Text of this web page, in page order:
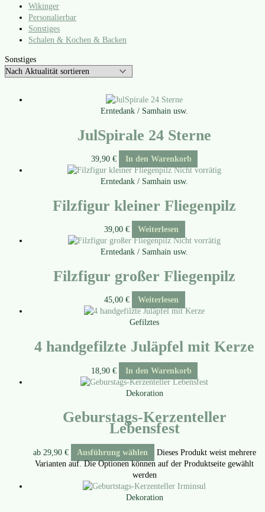
Wikinger
Personalierbar
Sonstiges
Schalen & Kochen & Backen
Sonstiges
Erntedank / Samhain usw.
JulSpirale 24 Sterne
39,90 €
In den Warenkorb
Nicht vorrätig
Erntedank / Samhain usw.
Filzfigur kleiner Fliegenpilz
39,00 €
Weiterlesen
Nicht vorrätig
Erntedank / Samhain usw.
Filzfigur großer Fliegenpilz
45,00 € Weiterlesen
Gefilztes
4 handgefilzte Juläpfel mit Kerze
18,90 € In den Warenkorb
Dekoration
Geburstags-Kerzenteller
Lebensfest
ab 29,90 € Ausführung wählen
Dieses Produkt weist mehrere
Varianten auf. Die Optionen können auf der Produktseite gewählt
werden
Dekoration